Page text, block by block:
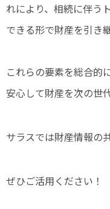
れにより、相続に伴う
できる形で財産を引き
これらの要素を総合的
安心して財産を次の世
サラスでは財産情報の
ぜひご活用ください！